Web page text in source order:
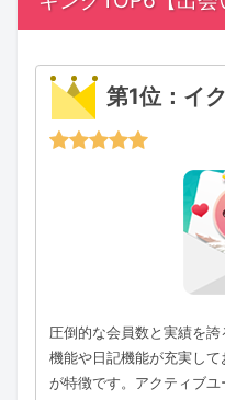
第1位：イ
圧倒的な会員数と実績を
機能や日記機能が充実し
が特徴です。アクティブ